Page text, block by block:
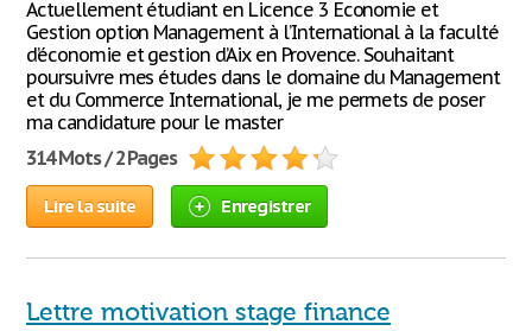
Actuellement étudiant en Licence 3 Economie et
Gestion option Management à l’International à la faculté
d’économie et gestion d’Aix en Provence. Souhaitant
poursuivre mes études dans le domaine du Management
et du Commerce International, je me permets de poser
ma candidature pour le master
314 Mots / 2 Pages
Lire la suite Enregistrer
Lettre motivation stage finance